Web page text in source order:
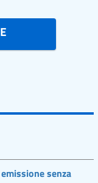
senza